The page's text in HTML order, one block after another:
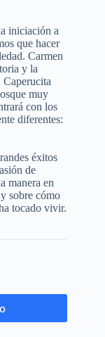
iniciación a
que hacer
Carmen
y la
Caperucita
muy
con los
diferentes:
éxitos
de
manera en
sobre cómo
tocado vivir.